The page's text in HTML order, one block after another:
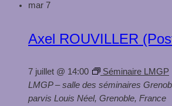
mar 7
Axel ROUVILLER
7 juillet @ 14:00
Séminaire LMGP
LMGP – salle des séminaires
parvis Louis Néel, Grenoble, France